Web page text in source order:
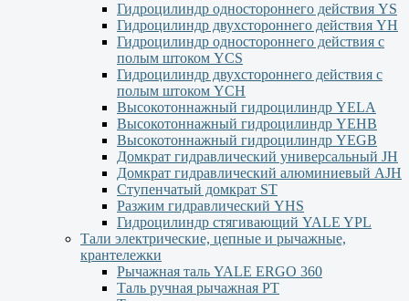
Гидроцилиндр одностороннего действия YS
Гидроцилиндр двухстороннего действия YН
Гидроцилиндр одностороннего действия с
полым штоком YСS
Гидроцилиндр двухстороннего действия с
полым штоком YСН
Высокотоннажный гидроцилиндр YELA
Высокотоннажный гидроцилиндр YEHВ
Высокотоннажный гидроцилиндр YEGВ
Домкрат гидравлический универсальный JH
Домкрат гидравлический алюминиевый АJH
Ступенчатый домкрат ST
Разжим гидравлический YHS
Гидроцилиндр стягивающий YALE YPL
Тали электрические, цепные и рычажные,
крантележки
Рычажная таль YALE ERGO 360
Таль ручная рычажная PT